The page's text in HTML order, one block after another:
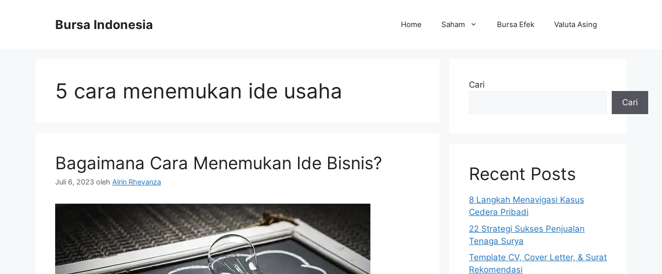
Bursa Indonesia Home Saham Bursa Efek Valuta Asing
5 cara menemukan ide usaha
Bagaimana Cara Menemukan Ide Bisnis?
Juli 6, 2023 oleh Alrin Rhevanza
Cari
Cari
Recent Posts
8 Langkah Menavigasi Kasus
Cedera Pribadi
22 Strategi Sukses Penjualan
Tenaga Surya
Template CV, Cover Letter, & Surat
Rekomendasi